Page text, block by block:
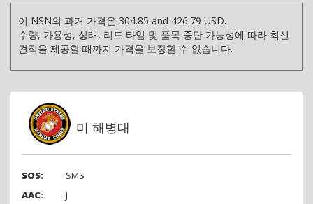
이 NSN의 과거 가격은 304.85 and 426.79 USD.
수량, 가용성, 상태, 리드 타임 및 품목 중단 가능성에 따라 최신
견적을 제공할 때까지 가격을 보장할 수 없습니다.
미 해병대
SOS:
SMS
AAC:
J